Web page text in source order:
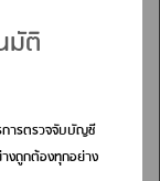
มัติ
การตรวจจับบัญชี
งถูกต้องทุกอย่าง